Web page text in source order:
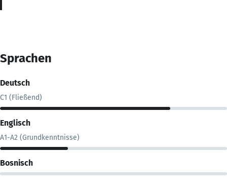
Sprachen
Deutsch
C1 (Fließend)
Englisch
A1-A2 (Grundkenntnisse)
Bosnisch